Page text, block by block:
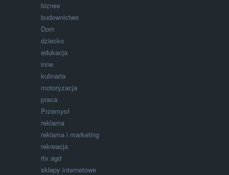
biznes
budownictwo
Dom
dziecko
edukacja
inne
kulinaria
motoryzacja
praca
Przemysł
reklama
reklama i marketing
rekreacja
rtv agd
sklepy internetowe